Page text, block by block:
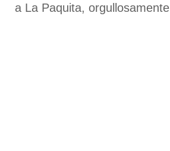
a La Paquita,